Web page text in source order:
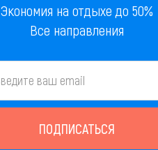
Экономия на отдыхе до 50%
Все направления
ПОДПИСАТЬСЯ